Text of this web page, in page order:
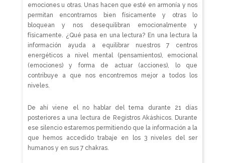
emociones u otras. Unas hacen que esté en armonía y nos
permitan encontrarnos bien físicamente y otras lo
bloquean y nos desequilibran emocionalmente y
físicamente. ¿Qué pasa en una lectura? En una lectura la
información ayuda a equilibrar nuestros 7 centros
energéticos a nivel mental (pensamientos), emocional
(emociones) y forma de actuar (acciones), lo que
contribuye a que nos encontremos mejor a todos los
niveles.
De ahí viene el no hablar del tema durante 21 días
posteriores a una lectura de Registros Akáshicos. Durante
ese silencio estaremos permitiendo que la información a la
que hemos accedido trabaje en los 3 niveles del ser
humanos y en sus 7 chakras.